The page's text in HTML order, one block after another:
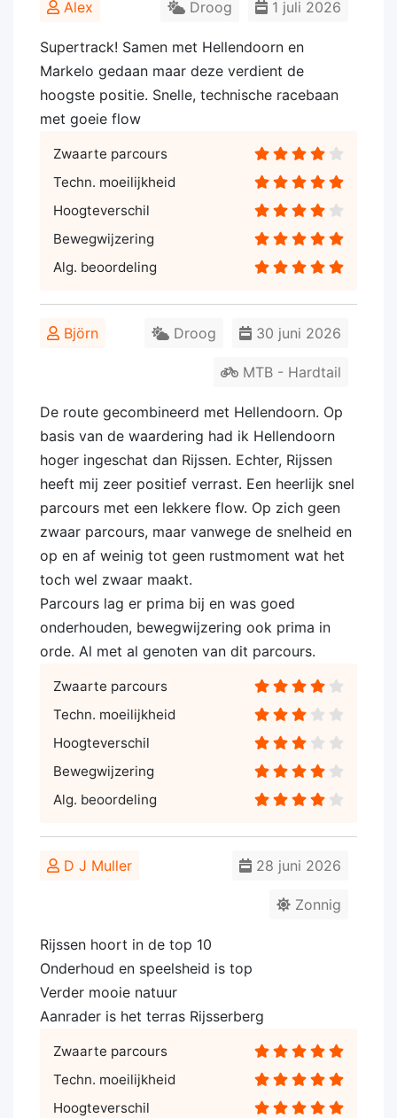
Alex 1 juli 2026
Droog
Supertrack! Samen met Hellendoorn en
Markelo gedaan maar deze verdient de
hoogste positie. Snelle, technische racebaan
met goeie flow
Zwaarte parcours
Techn. moeilijkheid
Hoogteverschil
Bewegwijzering
Alg. beoordeling
Björn 30 juni 2026
Droog
MTB - Hardtail
De route gecombineerd met Hellendoorn. Op
basis van de waardering had ik Hellendoorn
hoger ingeschat dan Rijssen. Echter, Rijssen
heeft mij zeer positief verrast. Een heerlijk snel
parcours met een lekkere flow. Op zich geen
zwaar parcours, maar vanwege de snelheid en
op en af weinig tot geen rustmoment wat het
toch wel zwaar maakt.
Parcours lag er prima bij en was goed
onderhouden, bewegwijzering ook prima in
orde. Al met al genoten van dit parcours.
Zwaarte parcours
Techn. moeilijkheid
Hoogteverschil
Bewegwijzering
Alg. beoordeling
D J Muller 28 juni 2026
Zonnig
Rijssen hoort in de top 10
Onderhoud en speelsheid is top
Verder mooie natuur
Aanrader is het terras Rijsserberg
Zwaarte parcours
Techn. moeilijkheid
Hoogteverschil